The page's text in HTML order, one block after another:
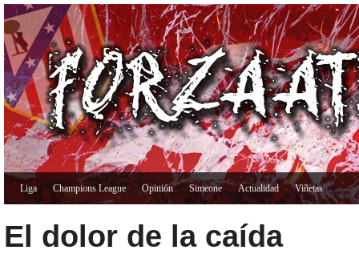
Liga Champions League Opinión Simeone Actualidad Viñetas
El dolor de la caída